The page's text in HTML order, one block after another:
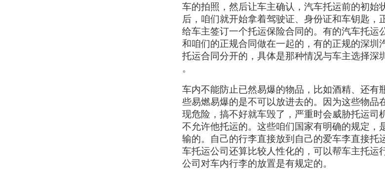
车的拍照，然后让车主确认，汽车托运前的初始
后，咱们就开始拿着驾驶证、身份证和车钥匙，
给车主签订一个托运保险合同的。有的汽车托运
和咱们的正规合同做在一起的，有的正规的深圳
托运合同分开的，具体是那种情况与车主选择深
。
车内不能防止已然易爆的物品，比如酒精、还有
些易燃易爆的是不可以放进去的。因为这些物品
现危险，搞不好就车毁了，严重时会威胁托运司
不允许他托运的。这些咱们国家有明确的规定，
输的。自己的行李直接放到自己的爱车李直接托
车托运公司还算比较人性化的，可以帮车主托运
公司对车内行李的放置是有规定的。